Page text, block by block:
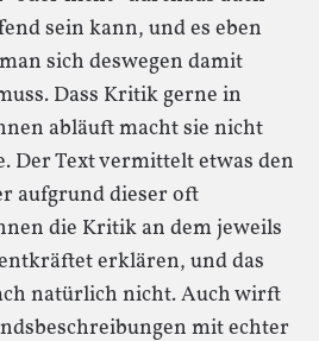
sein kann, und es eben
sich deswegen damit
Dass Kritik gerne in
abläuft macht sie nicht
Der Text vermittelt etwas den
aufgrund dieser oft
die Kritik an dem jeweils
erklären, und das
natürlich nicht. Auch wirft
mit echter